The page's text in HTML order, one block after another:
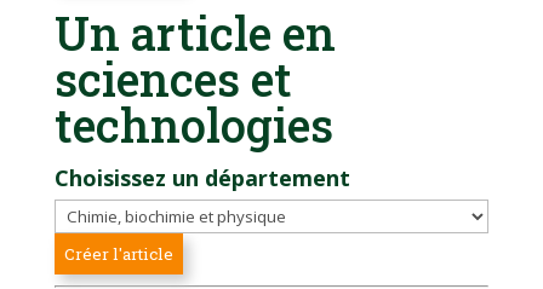
Un article en
sciences et
technologies
Choisissez un département